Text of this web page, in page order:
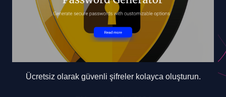
Ücretsiz olarak güvenli şifreler kolayca oluşturun.